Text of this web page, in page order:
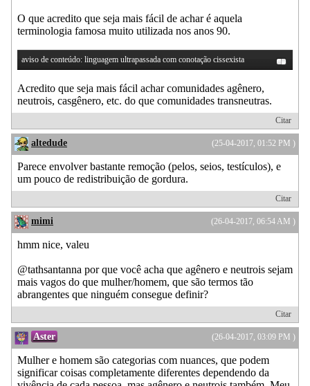
O que acredito que seja mais fácil de achar é aquela
terminologia famosa muito utilizada nos anos 90.
aviso de conteúdo: linguagem ultrapassada com conotação cissexista
Acredito que seja mais fácil achar comunidades agênero,
neutrois, casgênero, etc. do que comunidades transneutras.
Citar
(25-04-2017, 01:52 PM )
altedude
Parece envolver bastante remoção (pelos, seios, testículos), e
um pouco de redistribuição de gordura.
Citar
(26-04-2017, 06:54 AM )
mimi
hmm nice, valeu
@tathsantanna por que você acha que agênero e neutrois sejam
mais vagos do que mulher/homem, que são termos tão
abrangentes que ninguém consegue definir?
Citar
(26-04-2017, 03:09 PM )
Aster
Mulher e homem são categorias com nuances, que podem
significar coisas completamente diferentes dependendo da